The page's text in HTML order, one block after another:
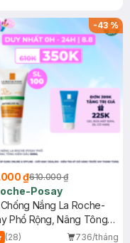
-43%
₫610.000 ₫
Posay
Nắng La Roche-
Phổ Rộng, Nâng Tông
50ml
(28)
736/tháng